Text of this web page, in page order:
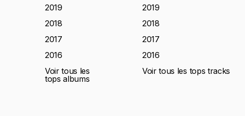
2019
2018
2017
2016
Voir tous les
tops albums
2019
2018
2017
2016
Voir tous les tops tracks